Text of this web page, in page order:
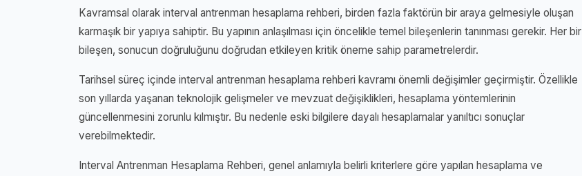
Kavramsal olarak interval antrenman hesaplama rehberi, birden fazla faktörün bir araya gelmesiyle oluşan
karmaşık bir yapıya sahiptir. Bu yapının anlaşılması için öncelikle temel bileşenlerin tanınması gerekir. Her bir
bileşen, sonucun doğruluğunu doğrudan etkileyen kritik öneme sahip parametrelerdir.
Tarihsel süreç içinde interval antrenman hesaplama rehberi kavramı önemli değişimler geçirmiştir. Özellikle
son yıllarda yaşanan teknolojik gelişmeler ve mevzuat değişiklikleri, hesaplama yöntemlerinin
güncellenmesini zorunlu kılmıştır. Bu nedenle eski bilgilere dayalı hesaplamalar yanıltıcı sonuçlar
verebilmektedir.
Interval Antrenman Hesaplama Rehberi, genel anlamıyla belirli kriterlere göre yapılan hesaplama ve